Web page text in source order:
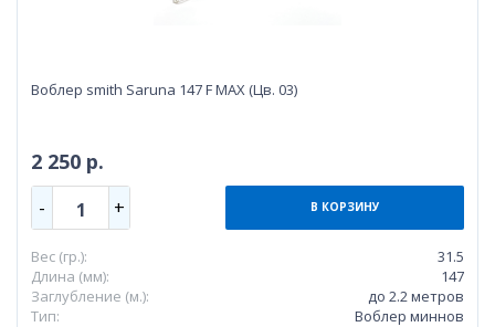
Воблер smith Saruna 147 F MAX (Цв. 03)
2 250 р.
- 1 + В КОРЗИНУ
Вес (гр.):
31.5
Длина (мм):
147
Заглубление (м.):
до 2.2 метров
Тип:
Воблер миннов